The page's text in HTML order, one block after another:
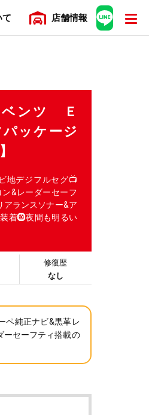
て 店舗情報
ベンツ Ｅ
ッケージ
地デジフルセグ📺
&レーダーセーフ
ランスソナー&ア
着🛞夜間も明るい
修復歴
なし
ペ純正ナビ&黒革レ
ーセーフティ搭載の